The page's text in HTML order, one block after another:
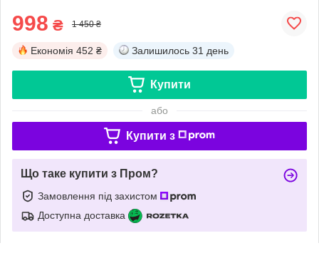
998 ₴ 1 450 ₴
Економія 452 ₴ Залишилось 31 день
Купити
або
Купити з
Що таке купити з Пром?
Замовлення під захистом
Доступна доставка